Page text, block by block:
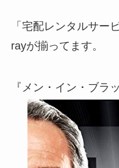
「宅配レンタルサー
rayが揃ってます。
『メン・イン・ブラ